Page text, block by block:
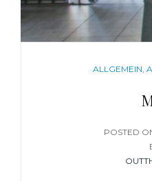
CATEGORIES
ALLGEMEIN
POSTED